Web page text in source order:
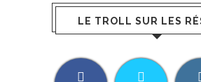
LE TROLL SUR LES